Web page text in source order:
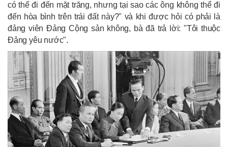
có thể đi đến mặt trăng, nhưng tại sao các ông không thể đi
đến hòa bình trên trái đất này?" và khi được hỏi có phải là
đảng viên Đảng Cộng sản không, bà đã trả lời: "Tôi thuộc
Đảng yêu nước".